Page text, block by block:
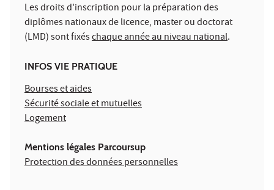
Les droits d'inscription pour la préparation des
diplômes nationaux de licence, master ou doctorat
(LMD) sont fixéschaque année au niveau national.
INFOS VIE PRATIQUE
Bourses et aides
Sécurité sociale et mutuelles
Logement
Mentions légales Parcoursup
Protection des données personnelles